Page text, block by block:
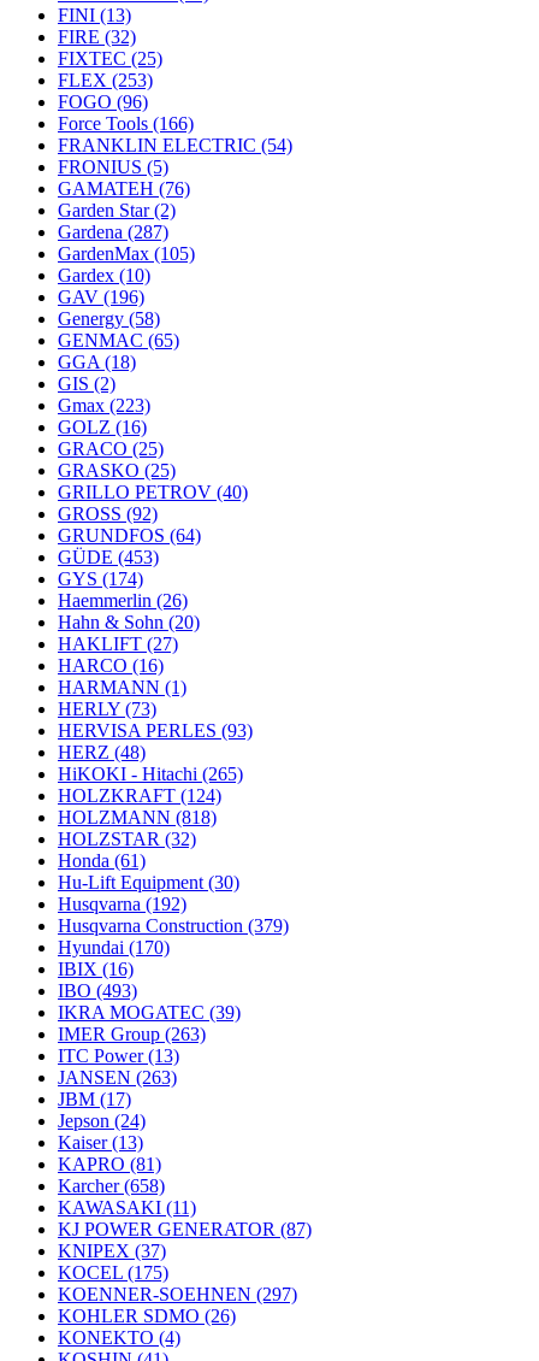
FINI (13)
FIRE (32)
FIXTEC (25)
FLEX (253)
FOGO (96)
Force Tools (166)
FRANKLIN ELECTRIC (54)
FRONIUS (5)
GAMATEH (76)
Garden Star(2)
Gardena (287)
GardenMax (105)
Gardex (10)
GAV (196)
Genergy (58)
GENMAC (65)
GGA (18)
GIS (2)
Gmax (223)
GOLZ (16)
GRACO (25)
GRASKO (25)
GRILLO PETROV (40)
GROSS (92)
GRUNDFOS (64)
GÜDE (453)
GYS (174)
Haemmerlin (26)
Hahn & Sohn (20)
HAKLIFT (27)
HARCO (16)
HARMANN (1)
HERLY (73)
HERVISA PERLES (93)
HERZ (48)
HiKOKI - Hitachi (265)
HOLZKRAFT (124)
HOLZMANN (818)
HOLZSTAR (32)
Honda (61)
Hu-Lift Equipment (30)
Husqvarna (192)
Husqvarna Construction (379)
Hyundai (170)
IBIX (16)
IBO (493)
IKRA MOGATEC (39)
IMER Group (263)
ITC Power(13)
JANSEN (263)
JBM (17)
Jepson (24)
Kaiser(13)
KAPRO (81)
Karcher(658)
KAWASAKI (11)
KJ POWER GENERATOR (87)
KNIPEX (37)
KOCEL (175)
KOENNER-SOEHNEN (297)
KOHLER SDMO (26)
KONEKTO (4)